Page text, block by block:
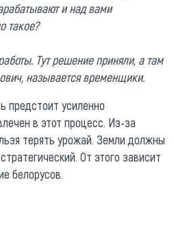
и над вами
такое?
Тут решение приняли, а там
называется временщики.
предстоит усиленно
в этот процесс. Из-за
терять урожай. Земли должны
От этого зависит
белорусов.